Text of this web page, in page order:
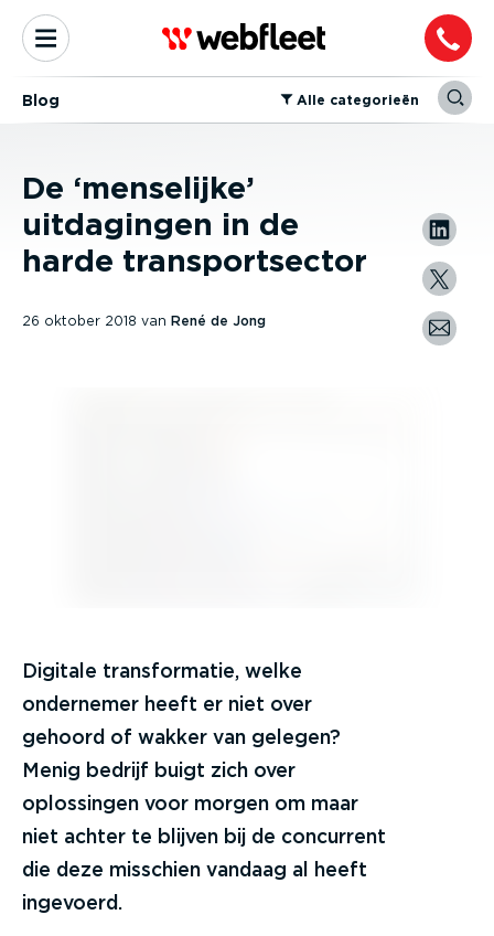
Blog ⁠Alle categorieën
De ‘menselijke’
uitdagingen in de
harde transportsector
26 oktober 2018 van René de Jong
Digitale transformatie, welke
ondernemer heeft er niet over
gehoord of wakker van gelegen?
Menig bedrijf buigt zich over
oplossingen voor morgen om maar
niet achter te blijven bij de concurrent
die deze misschien vandaag al heeft
ingevoerd.